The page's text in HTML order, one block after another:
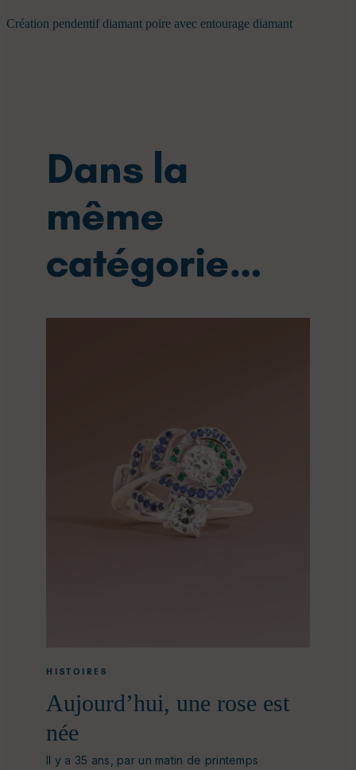
Création pendentif diamant poire avec entourage diamant
Dans la
même
catégorie…
HISTOIRES
Aujourd’hui, une rose est
née
Il y a 35 ans, par un matin de printemps